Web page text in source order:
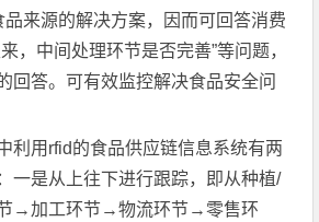
来源的解决方案，因而可回答消费
，中间处理环节是否完善”等问题，
回答。可有效监控解决食品安全问
利用rfid的食品供应链信息系统有两
一是从上往下进行跟踪，即从种植/
→加工环节→物流环节→零售环